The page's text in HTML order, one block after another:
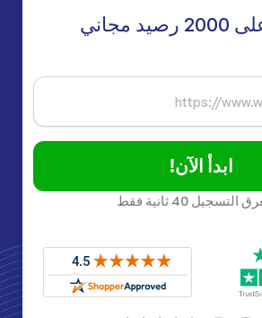
مجاني
ابدأ الآن!
40 ثانية فقط